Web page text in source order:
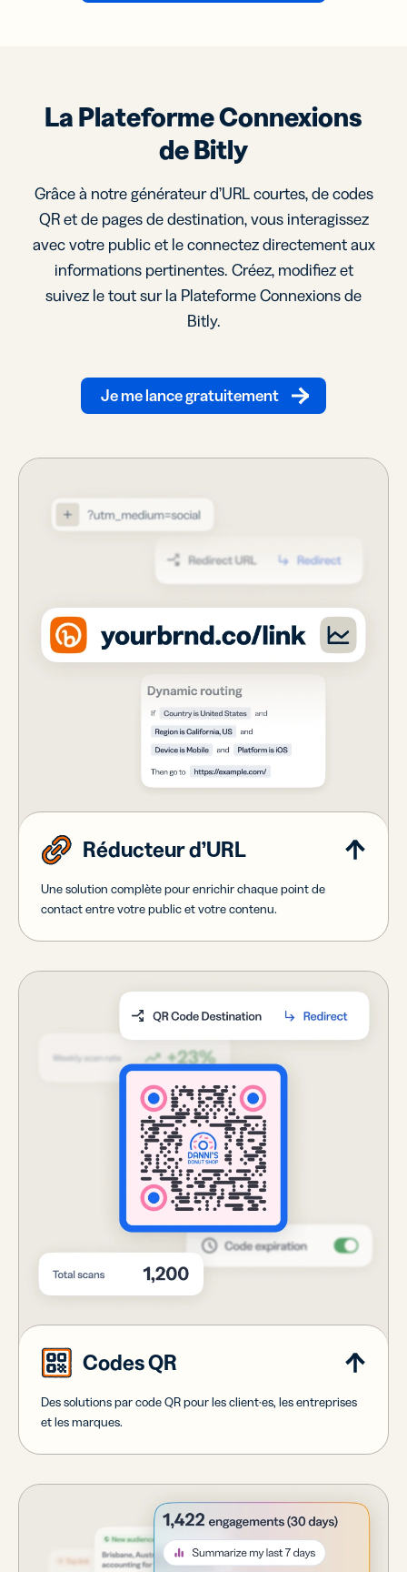
La Plateforme Connexions
de Bitly
Grâce à notre générateur d’URL courtes, de codes
QR et de pages de destination, vous interagissez
avec votre public et le connectez directement aux
informations pertinentes. Créez, modifiez et
suivez le tout sur la Plateforme Connexions de
Bitly.
Je me lance gratuitement
Réducteur d’URL
Une solution complète pour enrichir chaque point de
contact entre votre public et votre contenu.
Codes QR
Des solutions par code QR pour les client·es, les entreprises
et les marques.